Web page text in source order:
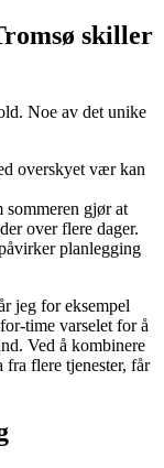
skiller
Noe av det unike
overskyet vær kan
sommeren gjør at
over flere dager.
planlegging
jeg for eksempel
time varselet for å
Ved å kombinere
fra flere tjenester, får